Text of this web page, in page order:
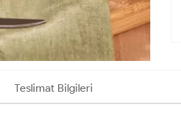
Teslimat Bilgileri